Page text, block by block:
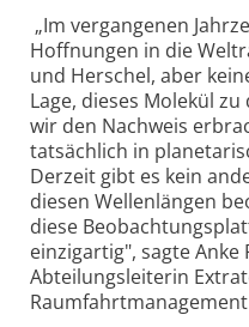
„Im vergangenen
Hoffnungen in die
und Herschel, aber
Lage, dieses Molekül
wir den Nachweis
tatsächlich in
Derzeit gibt es kein
diesen Wellenlängen
diese
einzigartig", sagte Anke
Abteilungsleiterin